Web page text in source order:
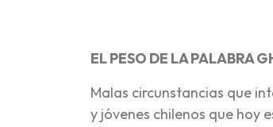
EL PESO DE LA PALABRA
Malas circunstancias que
y jóvenes chilenos que hoy